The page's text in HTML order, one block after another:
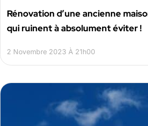
Rénovation d’une ancienne
qui ruinent à absolument éviter !
2 Novembre 2023 À 21h00